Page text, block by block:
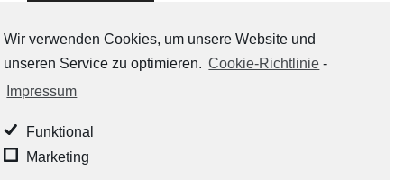
Wir verwenden Cookies, um unsere Website und
unseren Service zu optimieren. Cookie-Richtlinie -
Impressum
Funktional
Marketing
RSS-LINKS:
RSS - Beiträge
RSS - Kommentare